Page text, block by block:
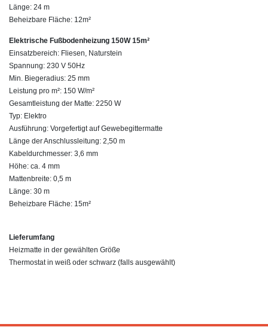
Länge: 24 m
Beheizbare Fläche: 12m²
Elektrische Fußbodenheizung 150W 15m²
Einsatzbereich: Fliesen, Naturstein
Spannung: 230 V 50Hz
Min. Biegeradius: 25 mm
Leistung pro m²: 150 W/m²
Gesamtleistung der Matte: 2250 W
Typ: Elektro
Ausführung: Vorgefertigt auf Gewebegittermatte
Länge der Anschlussleitung: 2,50 m
Kabeldurchmesser: 3,6 mm
Höhe: ca. 4 mm
Mattenbreite: 0,5 m
Länge: 30 m
Beheizbare Fläche: 15m²
Lieferumfang
Heizmatte in der gewählten Größe
Thermostat in weiß oder schwarz (falls ausgewählt)